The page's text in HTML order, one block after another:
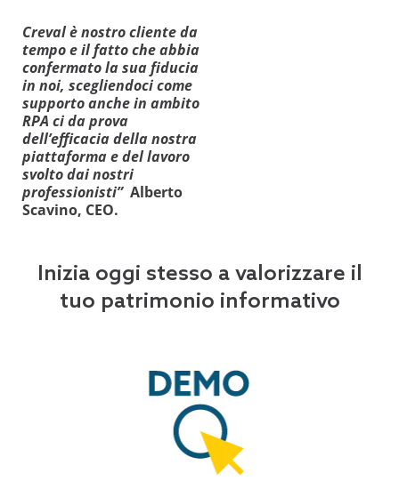
Creval è nostro cliente da
tempo e il fatto che abbia
confermato la sua fiducia
in noi, scegliendoci come
supporto anche in ambito
RPA ci da prova
dell’efficacia della nostra
piattaforma e del lavoro
svolto dai nostri
professionisti”Alberto
Scavino, CEO.
Inizia oggi stesso a valorizzare il
tuo patrimonio informativo